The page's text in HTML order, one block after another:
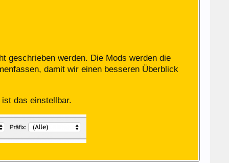
geschrieben werden. Die Mods werden die
damit wir einen besseren Überblick
das einstellbar.